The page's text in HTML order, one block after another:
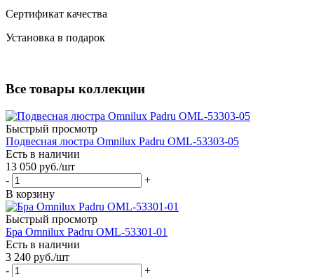
Сертификат качества
Установка в подарок
Все товары коллекции
Быстрый просмотр
Подвесная люстра Omnilux Padru OML-53303-05
Есть в наличии
13 050 руб./шт
-
+
В корзину
Быстрый просмотр
Бра Omnilux Padru OML-53301-01
Есть в наличии
3 240 руб./шт
-
+